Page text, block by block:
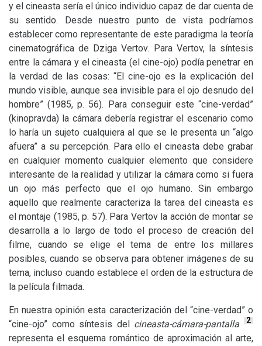
y el cineasta sería el único individuo capaz de dar cuenta de
su sentido. Desde nuestro punto de vista podríamos
establecer como representante de este paradigma la teoría
cinematográfica de Dziga Vertov. Para Vertov, la síntesis
entre la cámara y el cineasta (el cine-ojo) podía penetrar en
la verdad de las cosas: “El cine-ojo es la explicación del
mundo visible, aunque sea invisible para el ojo desnudo del
hombre” (1985, p. 56). Para conseguir este “cine-verdad”
(kinopravda) la cámara debería registrar el escenario como
lo haría un sujeto cualquiera al que se le presenta un “algo
afuera” a su percepción. Para ello el cineasta debe grabar
en cualquier momento cualquier elemento que considere
interesante de la realidad y utilizar la cámara como si fuera
un ojo más perfecto que el ojo humano. Sin embargo
aquello que realmente caracteriza la tarea del cineasta es
el montaje (1985, p. 57). Para Vertov la acción de montar se
desarrolla a lo largo de todo el proceso de creación del
filme, cuando se elige el tema de entre los millares
posibles, cuando se observa para obtener imágenes de su
tema, incluso cuando establece el orden de la estructura de
la película filmada.
En nuestra opinión esta caracterización del “cine-verdad” o
“cine-ojo” como síntesis del cineasta-cámara-pantalla 2
representa el esquema romántico de aproximación al arte,